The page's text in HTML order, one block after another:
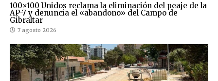
100×100 Unidos reclama la eliminación del peaje de la
AP-7 y denuncia el «abandono» del Campo de
Gibraltar
7 agosto 2026